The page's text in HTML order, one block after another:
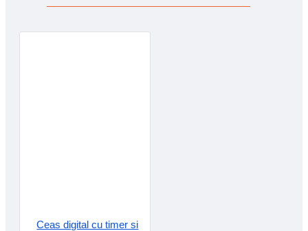
Ceas digital cu timer si